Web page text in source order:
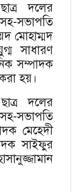
দলের
সভাপতি
মোহাম্মদ
সাধারণ
সম্পাদক
হয়।
দলের
সভাপতি
মেহেদী
সাইফুর